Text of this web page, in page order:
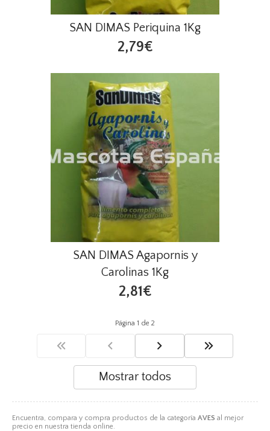
Encuentra, compara y compra productos de la categoría AVES al mejor
precio en nuestra tienda online.
SAN DIMAS Periquina 1Kg
2,79€
SAN DIMAS Agapornis y
Carolinas 1Kg
2,81€
Página 1 de 2
Mostrar todos